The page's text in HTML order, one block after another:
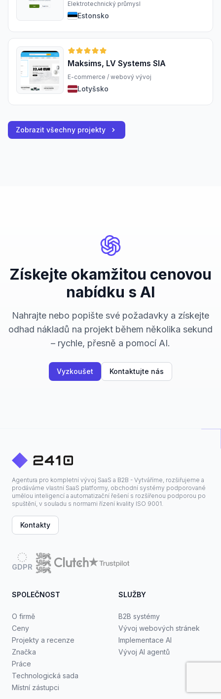
Elektrotechnický průmysl
Estonsko
Maksims, LV Systems SIA
E-commerce / webový vývoj
Lotyšsko
Zobrazit všechny projekty
Získejte okamžitou cenovou
nabídku s AI
Nahrajte nebo popište své požadavky a získejte
odhad nákladů na projekt během několika sekund
– rychle, přesně a pomocí AI.
Vyzkoušet Kontaktujte nás
Agentura pro kompletní vývoj SaaS a B2B - Vytváříme, rozšiřujeme a
prodáváme vlastní SaaS platformy, obchodní systémy podporované
umělou inteligencí a automatizační řešení s rozšířenou podporou po
spuštění, v souladu s normami řízení kvality ISO 9001.
Kontakty
GDPR
SPOLEČNOST
O firmě
Ceny
Projekty a recenze
Značka
Práce
Technologická sada
Místní zástupci
SLUŽBY
B2B systémy
Vývoj webových stránek
Implementace AI
Vývoj AI agentů